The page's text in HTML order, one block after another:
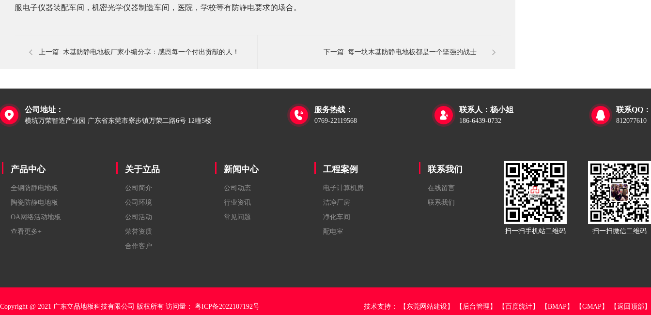
服电子仪器装配车间，机密光学仪器制造车间，医院，学校等有防静电要求的场合。
上一篇: 木基防静电地板厂家小编分享：感恩每一个付出贡献的人！ 下一篇: 每一块木基防静电地板都是一个坚强的战士

公司地址：
横坑万荣智造产业园 广东省东莞市寮步镇万荣二路6号 12幢5楼

服务热线：
0769-22119568

联系人：杨小姐
186-6439-0732

联系QQ：
812077610
产品中心
全钢防静电地板
陶瓷防静电地板
OA网络活动地板
查看更多+
关于立品
公司简介
公司环境
公司活动
荣誉资质
合作客户
新闻中心
公司动态
行业资讯
常见问题
工程案例
电子计算机房
洁净厂房
净化车间
配电室
联系我们
在线留言
联系我们
扫一扫手机站二维码 扫一扫微信二维码
Copyright @ 2021 广东立品地板科技有限公司 版权所有 访问量： 粤ICP备2022107192号 技术支持： 【东莞网站建设】 【后台管理】 【百度统计】 【BMAP】 【GMAP】 【返回顶部】